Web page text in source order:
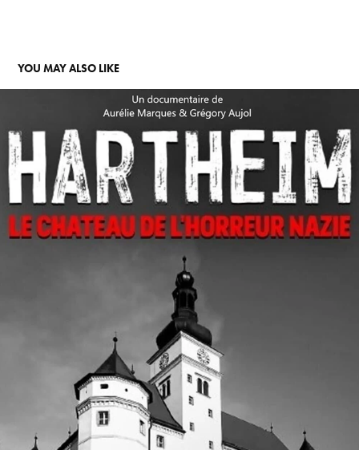
YOU MAY ALSO LIKE
HARTHEIM LE CHÂTEAU DE L'HORREUR NAZI
2021